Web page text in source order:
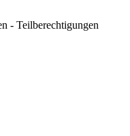
- Teilberechtigungen